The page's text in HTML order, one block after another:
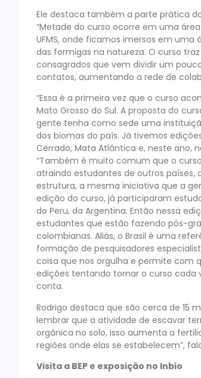
Ele destaca também a parte prática
“Metade do curso ocorre em uma
UFMS, onde ficamos imersos em
das formigas na natureza. O curso
consagrados que vem dividir um
contatos, aumentando a rede de
“Essa é a primeira vez que o curso
Mato Grosso do Sul. A proposta do
gente tenha como sede uma
dos biomas do país. Já tivemos
Cerrado, Mata Atlântica e, neste ano,
“Também é muito comum que o
atraindo estudantes de outros países,
estrutura, a mesma iniciativa que a
edição do curso, já participaram
do Peru, da Argentina. Então nessa
estudantes que estão fazendo pós-
colombianas. Aliás, o Brasil é uma
formação de pesquisadores
coisa que nos orgulha e permite com
edições tentando tornar o curso cada
conta.
Rodrigo destaca que são cerca de 15
lembrar que a atividade de escavar
orgânica no solo, isso aumenta a
regiões onde elas se estabelecem”,
Visita a BEP e exposição no Inbio